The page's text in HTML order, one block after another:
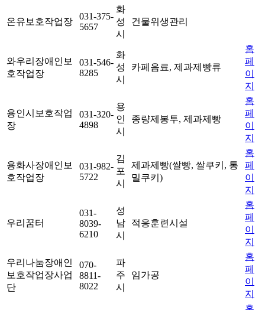
온유보호작업장
031-375-
5657
화
성
시
건물위생관리
와우리장애인보
호작업장
031-546-
8285
화
성
시
카페음료, 제과제빵류
홈
페
이
지
용인시보호작업
장
031-320-
4898
용
인
시
종량제봉투, 제과제빵
홈
페
이
지
용화사장애인보
호작업장
031-982-
5722
김
포
시
제과제빵(쌀빵, 쌀쿠키, 통
밀쿠키)
홈
페
이
지
우리꿈터
031-
8039-
6210
성
남
시
적응훈련시설
홈
페
이
지
우리나눔장애인
보호작업장사업
단
070-
8811-
8022
파
주
시
임가공
홈
페
이
지